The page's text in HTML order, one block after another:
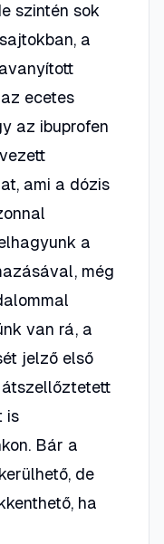
szintén sok
a
ecetes
az ibuprofen
ami a dózis
a
még
van rá, a
jelző első
is
Bár a
de
ha